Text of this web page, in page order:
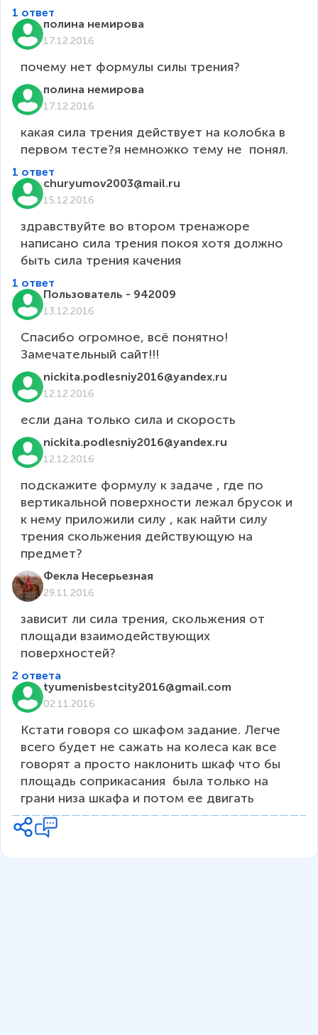
1 ответ
полина немирова
17.12.2016
почему нет формулы силы трения?
полина немирова
17.12.2016
какая сила трения действует на колобка в
1 ответ
churyumov2003@mail.ru
15.12.2016
здравствуйте во втором тренажоре
написано сила трения покоя хотя должно
быть сила трения качения
1 ответ
Пользователь - 942009
13.12.2016
Спасибо огромное, всё понятно!
Замечательный сайт!!!
nickita.podlesniy2016@yandex.ru
12.12.2016
если дана только сила и скорость
nickita.podlesniy2016@yandex.ru
12.12.2016
подскажите формулу к задаче , где по
вертикальной поверхности лежал брусок и
к нему приложили силу , как найти силу
трения скольжения действующую на
предмет?
Фекла Несерьезная
29.11.2016
зависит ли сила трения, скольжения от
площади взаимодействующих
поверхностей?
2 ответа
tyumenisbestcity2016@gmail.com
02.11.2016
Кстати говоря со шкафом задание. Легче
всего будет не сажать на колеса как все
говорят а просто наклонить шкаф что бы
площадь соприкасания  была только на
грани низа шкафа и потом ее двигать